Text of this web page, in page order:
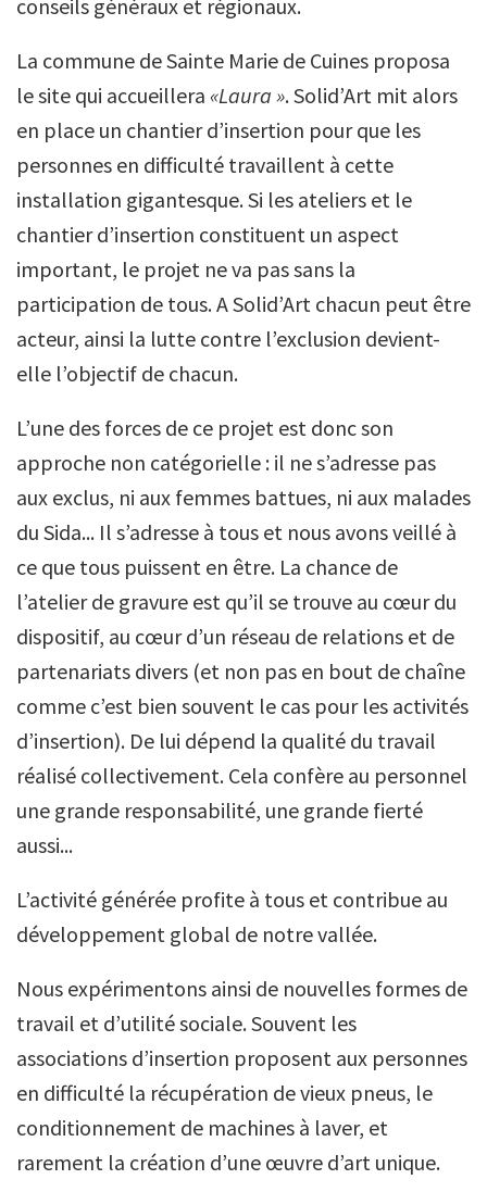
conseils généraux et régionaux.
La commune de Sainte Marie de Cuines proposa
le site qui accueillera «Laura ». Solid’Art mit alors
en place un chantier d’insertion pour que les
personnes en difficulté travaillent à cette
installation gigantesque. Si les ateliers et le
chantier d’insertion constituent un aspect
important, le projet ne va pas sans la
participation de tous. A Solid’Art chacun peut être
acteur, ainsi la lutte contre l’exclusion devient-
elle l’objectif de chacun.
L’une des forces de ce projet est donc son
approche non catégorielle : il ne s’adresse pas
aux exclus, ni aux femmes battues, ni aux malades
du Sida... Il s’adresse à tous et nous avons veillé à
ce que tous puissent en être. La chance de
l’atelier de gravure est qu’il se trouve au cœur du
dispositif, au cœur d’un réseau de relations et de
partenariats divers (et non pas en bout de chaîne
comme c’est bien souvent le cas pour les activités
d’insertion). De lui dépend la qualité du travail
réalisé collectivement. Cela confère au personnel
une grande responsabilité, une grande fierté
aussi...
L’activité générée profite à tous et contribue au
développement global de notre vallée.
Nous expérimentons ainsi de nouvelles formes de
travail et d’utilité sociale. Souvent les
associations d’insertion proposent aux personnes
en difficulté la récupération de vieux pneus, le
conditionnement de machines à laver, et
rarement la création d’une œuvre d’art unique.